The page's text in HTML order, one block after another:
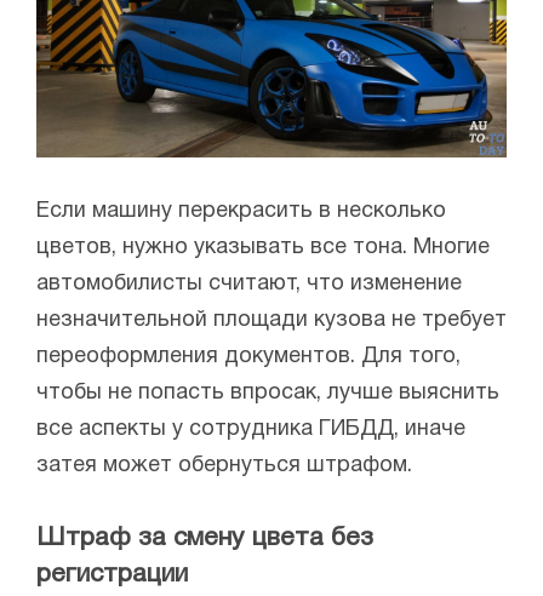
Если машину перекрасить в несколько
цветов, нужно указывать все тона. Многие
автомобилисты считают, что изменение
незначительной площади кузова не требует
переоформления документов. Для того,
чтобы не попасть впросак, лучше выяснить
все аспекты у сотрудника ГИБДД, иначе
затея может обернуться штрафом.
Штраф за смену цвета без
регистрации